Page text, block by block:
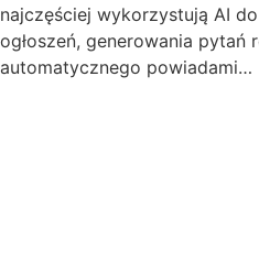
najczęściej wykorzystują AI
ogłoszeń, generowania pytań
automatycznego powiadami…